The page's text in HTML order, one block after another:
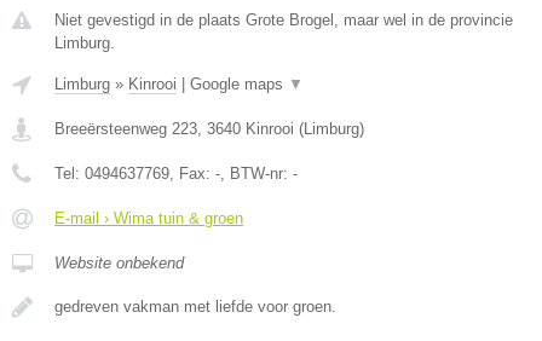
Niet gevestigd in de plaats Grote Brogel, maar wel in de provincie
Limburg.
Limburg » Kinrooi Google maps ▼
Breeërsteenweg 223, 3640 Kinrooi (Limburg)
Tel: 0494637769, Fax: -, BTW-nr: -
E-mail › Wima tuin & groen
Website onbekend
gedreven vakman met liefde voor groen.